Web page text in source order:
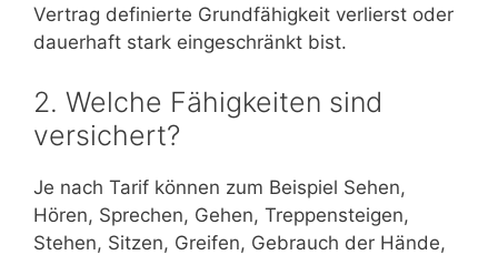
Vertrag definierte Grundfähigkeit verlierst oder
dauerhaft stark eingeschränkt bist.
2. Welche Fähigkeiten sind
versichert?
Je nach Tarif können zum Beispiel Sehen,
Hören, Sprechen, Gehen, Treppensteigen,
Stehen, Sitzen, Greifen, Gebrauch der Hände,